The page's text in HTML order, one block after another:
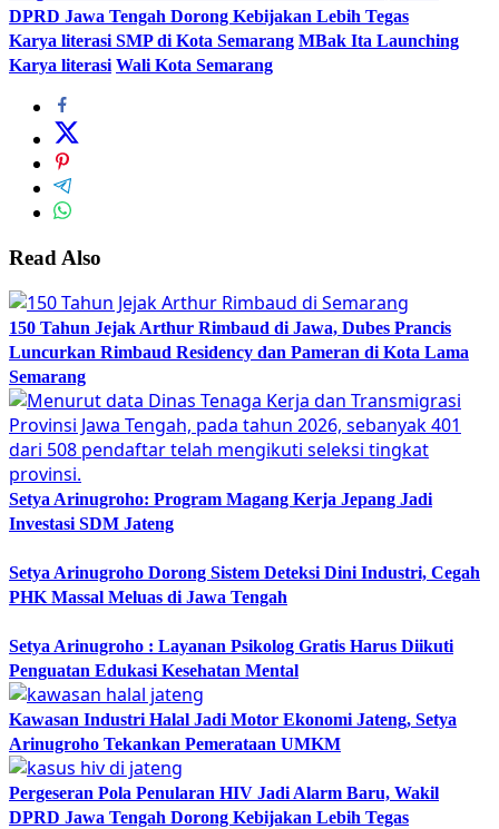
DPRD Jawa Tengah Dorong Kebijakan Lebih Tegas
Karya literasi SMP di Kota Semarang MBak Ita Launching
Karya literasi Wali Kota Semarang
Read Also
150 Tahun Jejak Arthur Rimbaud di Jawa, Dubes Prancis
Luncurkan Rimbaud Residency dan Pameran di Kota Lama
Semarang
Setya Arinugroho: Program Magang Kerja Jepang Jadi
Investasi SDM Jateng
Setya Arinugroho Dorong Sistem Deteksi Dini Industri, Cegah
PHK Massal Meluas di Jawa Tengah
Setya Arinugroho : Layanan Psikolog Gratis Harus Diikuti
Penguatan Edukasi Kesehatan Mental
Kawasan Industri Halal Jadi Motor Ekonomi Jateng, Setya
Arinugroho Tekankan Pemerataan UMKM
Pergeseran Pola Penularan HIV Jadi Alarm Baru, Wakil
DPRD Jawa Tengah Dorong Kebijakan Lebih Tegas